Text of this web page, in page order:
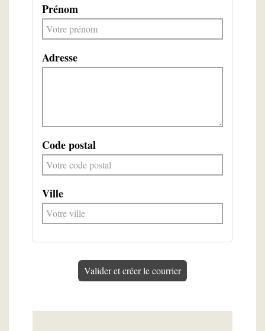
Prénom
Adresse
Code postal
Ville
Valider et créer le courrier